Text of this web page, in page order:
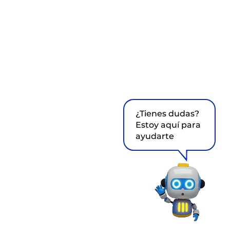
¿Tienes dudas?
Estoy aquí para
ayudarte